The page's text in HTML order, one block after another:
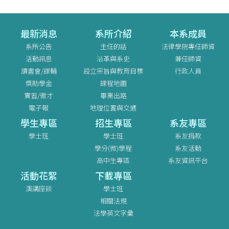
最新消息
系所公告
活動訊息
讀書會/課輔
獎助學金
實習/徵才
電子報
系所介紹
主任的話
沿革與系史
設立宗旨與教育目標
課程地圖
畢業出路
地理位置與交通
本系成員
法律學院專任師資
兼任師資
行政人員
學生專區
學士班
招生專區
學士班
學分(微)學程
高中生專區
系友專區
系友捐款
系友活動
系友資訊平台
活動花絮
演講座談
下載專區
學士班
相關法規
法學英文字彙